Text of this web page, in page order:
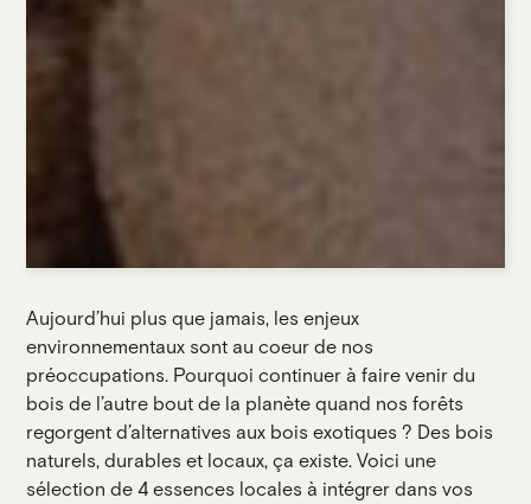
Aujourd’hui plus que jamais, les enjeux
environnementaux sont au coeur de nos
préoccupations. Pourquoi continuer à faire venir du
bois de l’autre bout de la planète quand nos forêts
regorgent d’alternatives aux bois exotiques ? Des bois
naturels, durables et locaux, ça existe. Voici une
sélection de 4 essences locales à intégrer dans vos